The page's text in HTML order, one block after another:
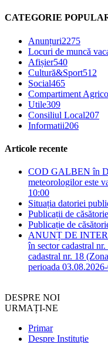
CATEGORIE
Anunțuri2275
Locuri de muncă
Afișier540
Cultură&Sport512
Social465
Compartiment
Utile309
Consiliul Local207
Informatii206
Articole recente
COD GALBEN în
meteorologilor este
10:00
Situația datoriei
Publicații de
Publicație de
ANUNȚ DE
în sector cadastral
cadastral nr. 18
perioada
DESPRE NOI
URMAȚI-NE
Primar
Despre Instituție